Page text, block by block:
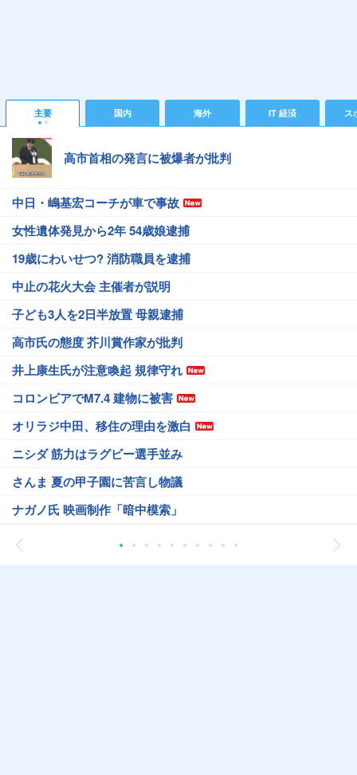
主要 国内 海外 IT 経済 ス
高市首相の発言に被爆者が批判
中日・嶋基宏コーチが車で事故
女性遺体発見から2年 54歳娘逮捕
19歳にわいせつ? 消防職員を逮捕
中止の花火大会 主催者が説明
子ども3人を2日半放置 母親逮捕
高市氏の態度 芥川賞作家が批判
井上康生氏が注意喚起 規律守れ
コロンビアでM7.4 建物に被害
オリラジ中田、移住の理由を激白
ニシダ 筋力はラグビー選手並み
さんま 夏の甲子園に苦言し物議
ナガノ氏 映画制作「暗中模索」